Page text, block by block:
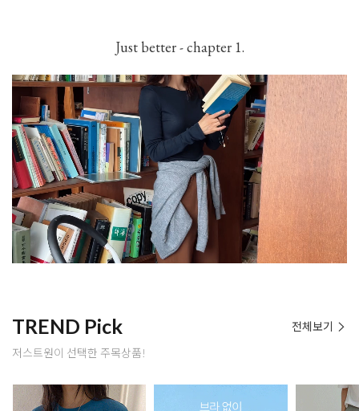
Just better - chapter 1.
TREND Pick
저스트원이 선택한 주목상품!
전체보기